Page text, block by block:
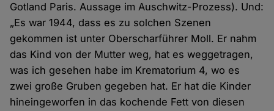
Gotland Paris. Aussage im Auschwitz-Prozess). Und:
„Es war 1944, dass es zu solchen Szenen
gekommen ist unter Oberscharführer Moll. Er nahm
das Kind von der Mutter weg, hat es weggetragen,
was ich gesehen habe im Krematorium 4, wo es
zwei große Gruben gegeben hat. Er hat die Kinder
hineingeworfen in das kochende Fett von diesen